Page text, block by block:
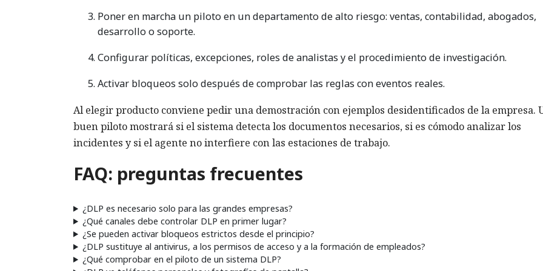
Poner en marcha un piloto en un departamento de alto riesgo: ventas, contabilidad, abogados,
desarrollo o soporte.
Configurar políticas, excepciones, roles de analistas y el procedimiento de investigación.
Activar bloqueos solo después de comprobar las reglas con eventos reales.
Al elegir producto conviene pedir una demostración con ejemplos desidentificados de la empresa.
buen piloto mostrará si el sistema detecta los documentos necesarios, si es cómodo analizar los
incidentes y si el agente no interfiere con las estaciones de trabajo.
FAQ: preguntas frecuentes
¿DLP es necesario solo para las grandes empresas?
¿Qué canales debe controlar DLP en primer lugar?
¿Se pueden activar bloqueos estrictos desde el principio?
¿DLP sustituye al antivirus, a los permisos de acceso y a la formación de empleados?
¿Qué comprobar en el piloto de un sistema DLP?